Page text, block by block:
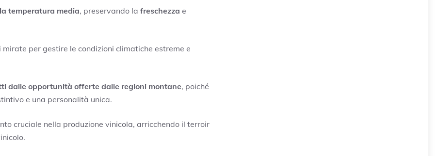
temperatura media, preservando la freschezza e
per gestire le condizioni climatiche estreme e
dalle opportunità offerte dalle regioni montane, poiché
e una personalità unica.
cruciale nella produzione vinicola, arricchendo il terroir